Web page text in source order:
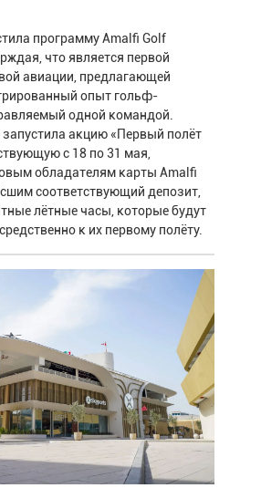
программу Amalfi Golf
что является первой
авиации, предлагающей
опыт гольф-
одной командой.
акцию «Первый полёт
с 18 по 31 мая,
обладателям карты Amalfi
соответствующий депозит,
лётные часы, которые будут
к их первому полёту.